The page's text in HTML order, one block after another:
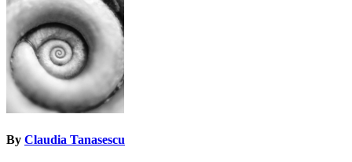
By Claudia Tanasescu